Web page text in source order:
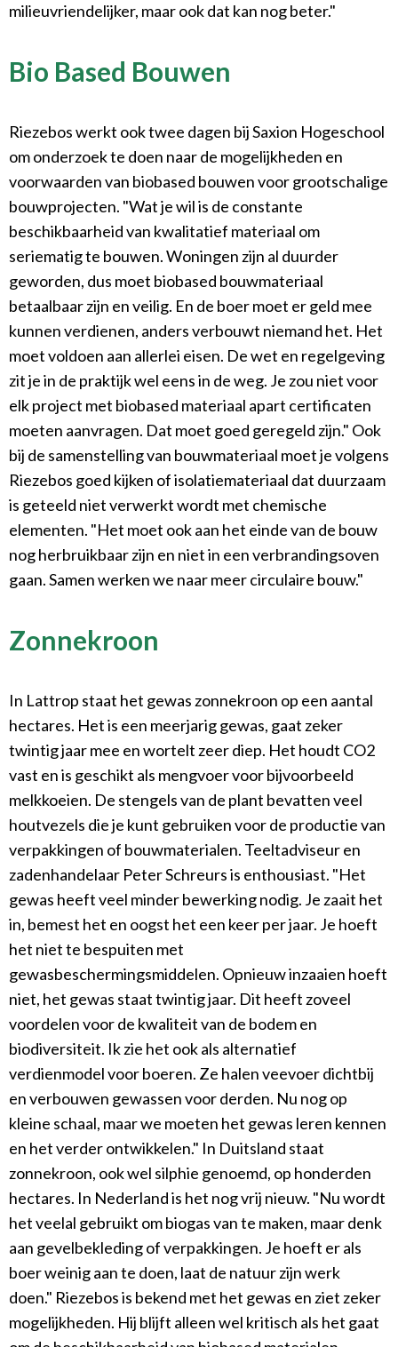
milieuvriendelijker, maar ook dat kan nog beter."
Bio Based Bouwen
Riezebos werkt ook twee dagen bij Saxion Hogeschool
om onderzoek te doen naar de mogelijkheden en
voorwaarden van biobased bouwen voor grootschalige
bouwprojecten. "Wat je wil is de constante
beschikbaarheid van kwalitatief materiaal om
seriematig te bouwen. Woningen zijn al duurder
geworden, dus moet biobased bouwmateriaal
betaalbaar zijn en veilig. En de boer moet er geld mee
kunnen verdienen, anders verbouwt niemand het. Het
moet voldoen aan allerlei eisen. De wet en regelgeving
zit je in de praktijk wel eens in de weg. Je zou niet voor
elk project met biobased materiaal apart certificaten
moeten aanvragen. Dat moet goed geregeld zijn." Ook
bij de samenstelling van bouwmateriaal moet je volgens
Riezebos goed kijken of isolatiemateriaal dat duurzaam
is geteeld niet verwerkt wordt met chemische
elementen. "Het moet ook aan het einde van de bouw
nog herbruikbaar zijn en niet in een verbrandingsoven
gaan. Samen werken we naar meer circulaire bouw."
Zonnekroon
In Lattrop staat het gewas zonnekroon op een aantal
hectares. Het is een meerjarig gewas, gaat zeker
twintig jaar mee en wortelt zeer diep. Het houdt CO2
vast en is geschikt als mengvoer voor bijvoorbeeld
melkkoeien. De stengels van de plant bevatten veel
houtvezels die je kunt gebruiken voor de productie van
verpakkingen of bouwmaterialen. Teeltadviseur en
zadenhandelaar Peter Schreurs is enthousiast. "Het
gewas heeft veel minder bewerking nodig. Je zaait het
in, bemest het en oogst het een keer per jaar. Je hoeft
het niet te bespuiten met
gewasbeschermingsmiddelen. Opnieuw inzaaien hoeft
niet, het gewas staat twintig jaar. Dit heeft zoveel
voordelen voor de kwaliteit van de bodem en
biodiversiteit. Ik zie het ook als alternatief
verdienmodel voor boeren. Ze halen veevoer dichtbij
en verbouwen gewassen voor derden. Nu nog op
kleine schaal, maar we moeten het gewas leren kennen
en het verder ontwikkelen." In Duitsland staat
zonnekroon, ook wel silphie genoemd, op honderden
hectares. In Nederland is het nog vrij nieuw. "Nu wordt
het veelal gebruikt om biogas van te maken, maar denk
aan gevelbekleding of verpakkingen. Je hoeft er als
boer weinig aan te doen, laat de natuur zijn werk
doen." Riezebos is bekend met het gewas en ziet zeker
mogelijkheden. Hij blijft alleen wel kritisch als het gaat